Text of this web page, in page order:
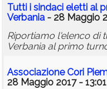
Tutti i sindaci eletti al
Verbania - 28 Maggio
Riportiamo l'elenco di
Verbania al primo
Associazione Cori
28 Maggio 2017 - 13:01